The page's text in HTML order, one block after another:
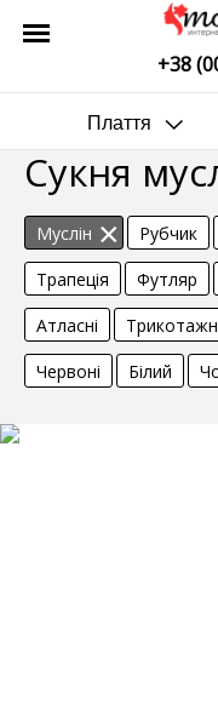
+38
Плаття
Сукня
Муслін Рубчик
Трапеція
Футляр
Атласні
Червоні
Білий